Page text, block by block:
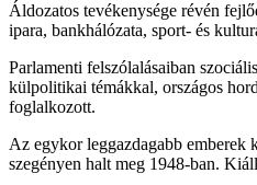
Áldozatos tevékenysége révén
ipara, bankhálózata, sport- és
Parlamenti felszólalásaiban
külpolitikai témákkal, országos
foglalkozott.
Az egykor leggazdagabb emberek
szegényen halt meg 1948-ban.